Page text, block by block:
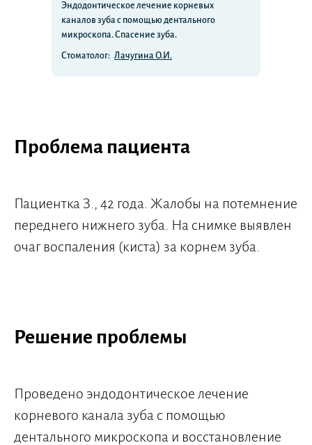
Эндодонтическое лечение корневых
каналов зуба с помощью дентального
микроскопа. Спасение зуба.
Стоматолог: Лачугина О.И.
Проблема пациента
Пациентка З., 42 года. Жалобы на потемнение
переднего нижнего зуба. На снимке выявлен
очаг воспаления (киста) за корнем зуба.
Решение проблемы
Проведено эндодонтическое лечение
корневого канала зуба с помощью
дентального микроскопа и восстановление